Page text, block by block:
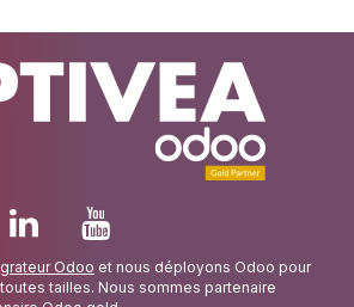
Odoo et nous déployons Odoo pour
tailles. Nous sommes partenaire